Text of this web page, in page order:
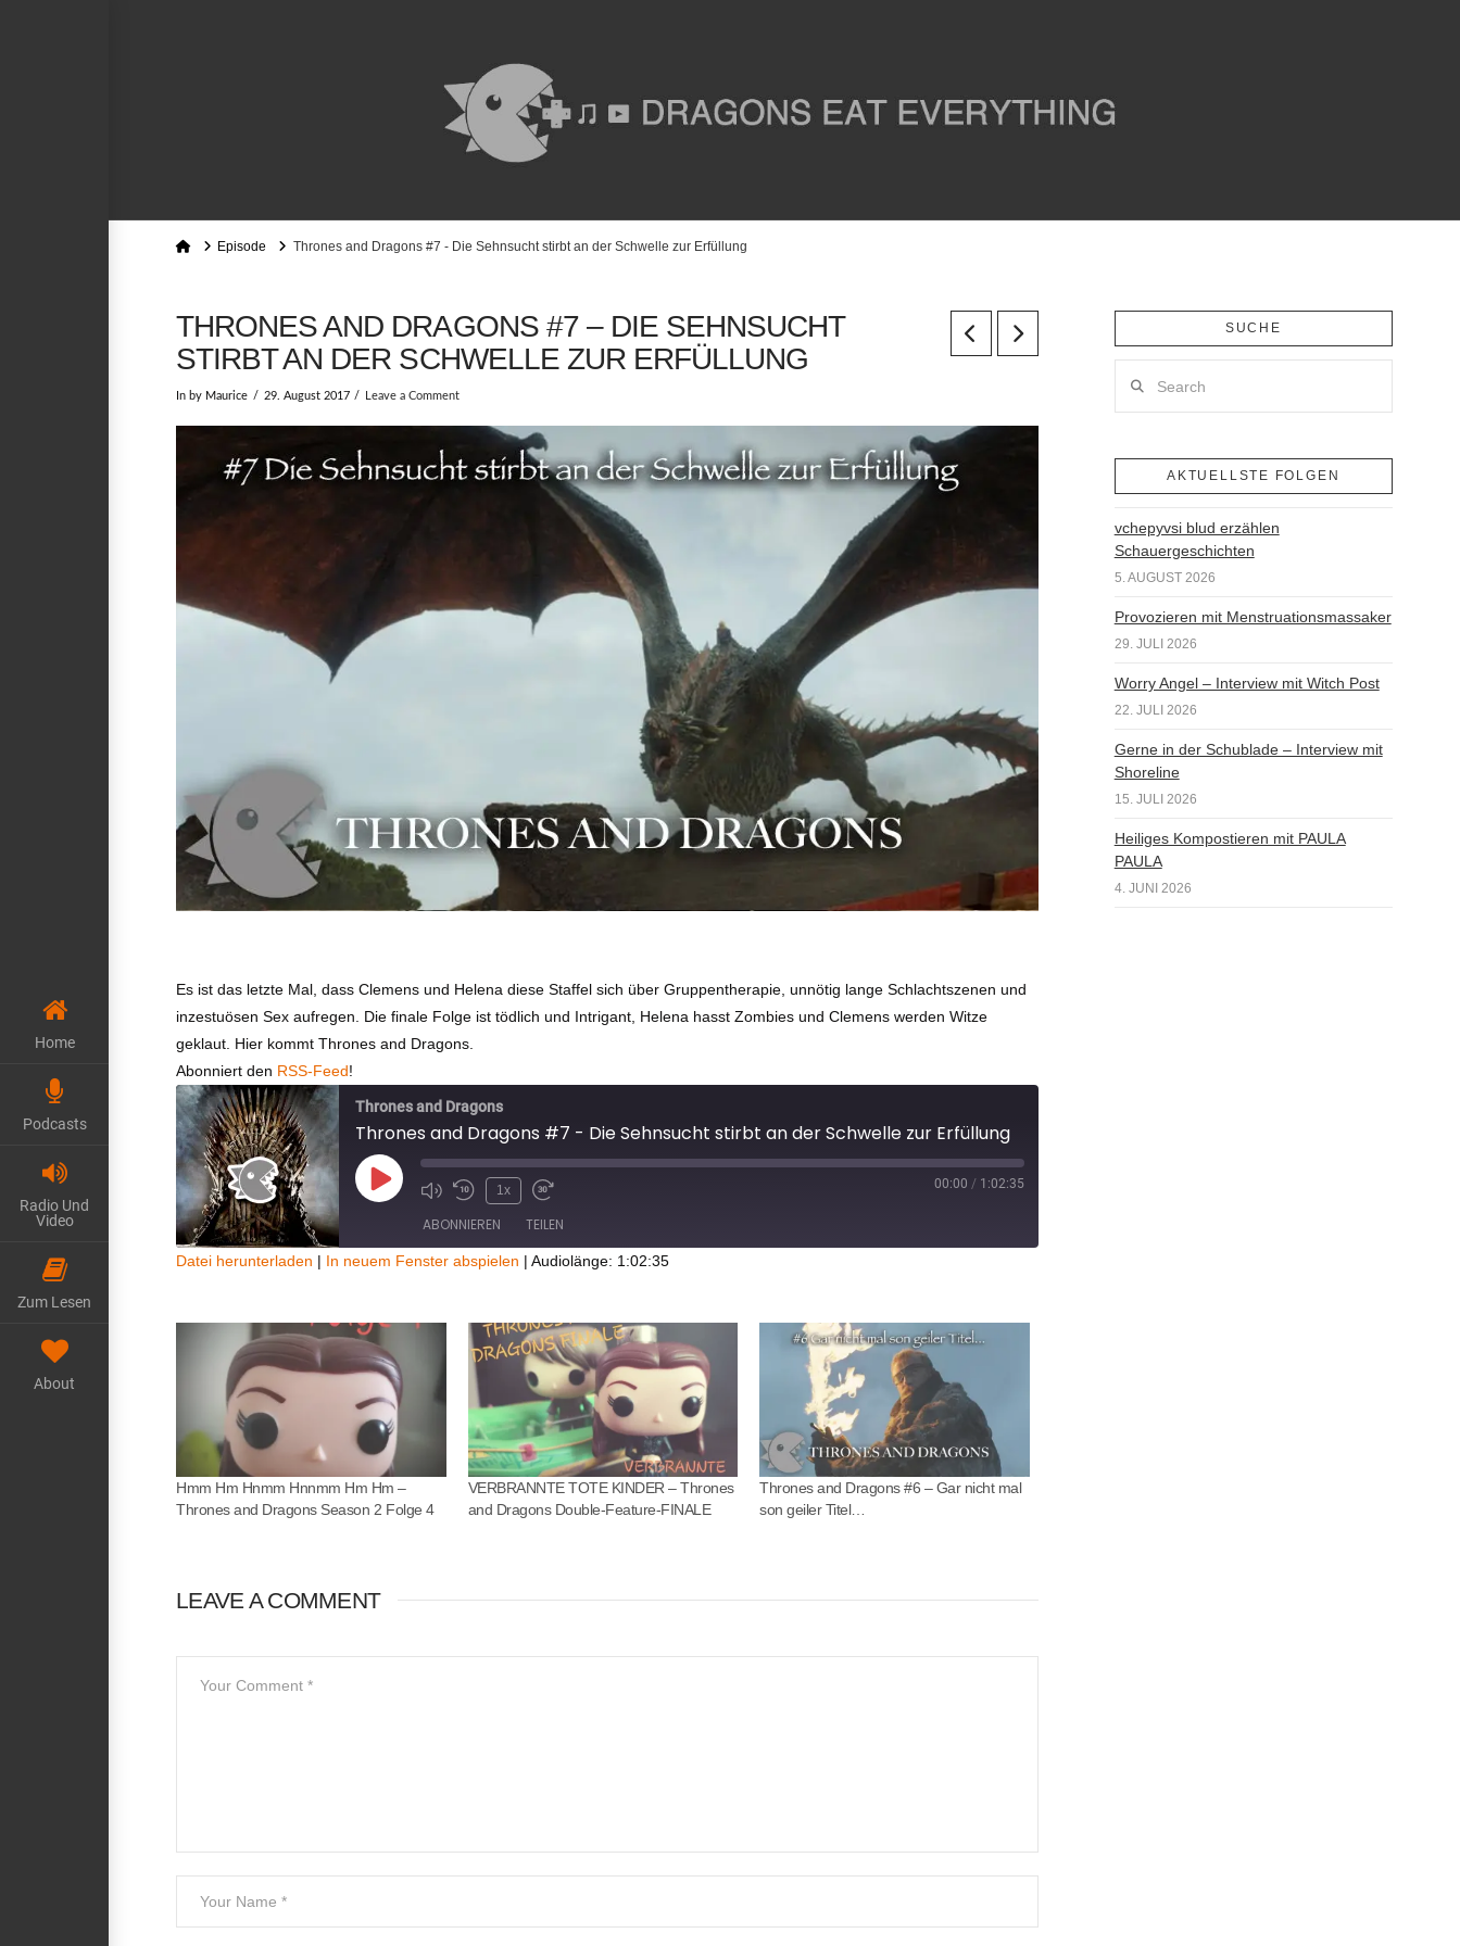
Home
Podcasts
Radio Und
Video
Zum Lesen
About
HomeEpisode Thrones and Dragons #7 - Die Sehnsucht stirbt an der Schwelle zur Erfüllung
THRONES AND DRAGONS #7 – DIE SEHNSUCHT
STIRBT AN DER SCHWELLE ZUR ERFÜLLUNG
In by Maurice 29. August 2017 Leave a Comment
Es ist das letzte Mal, dass Clemens und Helena diese Staffel sich über Gruppentherapie, unnötig lange Schlachtszenen und
inzestuösen Sex aufregen. Die finale Folge ist tödlich und Intrigant, Helena hasst Zombies und Clemens werden Witze
geklaut. Hier kommt Thrones and Dragons.
Abonniert den RSS-Feed!
Thrones and Dragons
Thrones and Dragons #7 - Die Sehnsucht stirbt an der Schwelle zur Erfüllung
Play
Episode
1x 00:00 / 1:02:35
ABONNIEREN TEILEN
EMBED
Datei herunterladen | In neuem Fenster abspielen |Audiolänge: 1:02:35
Hmm Hm Hnmm Hnnmm Hm Hm –
Thrones and Dragons Season 2 Folge 4
VERBRANNTE TOTE KINDER – Thrones
and Dragons Double-Feature-FINALE
Thrones and Dragons #6 – Gar nicht mal
son geiler Titel…
LEAVE A COMMENT
SUCHE
AKTUELLSTE FOLGEN
vchepyvsi blud erzählen
Schauergeschichten
5. AUGUST 2026
Provozieren mit Menstruationsmassaker
29. JULI 2026
Worry Angel – Interview mit Witch Post
22. JULI 2026
Gerne in der Schublade – Interview mit
Shoreline
15. JULI 2026
Heiliges Kompostieren mit PAULA
PAULA
4. JUNI 2026